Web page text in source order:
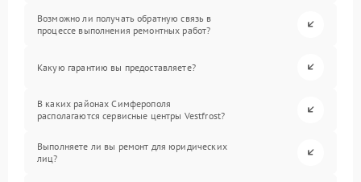
Возможно ли получать обратную связь в
процессе выполнения ремонтных работ?
Какую гарантию вы предоставляете?
В каких районах Симферополя
располагаются сервисные центры Vestfrost?
Выполняете ли вы ремонт для юридических
лиц?